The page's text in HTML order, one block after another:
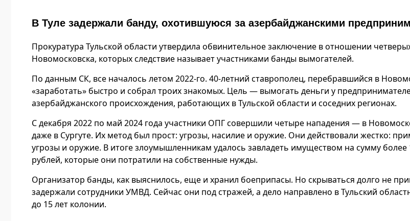
В Туле задержали банду, охотившуюся за азербайджанскими
Прокуратура Тульской области утвердила обвинительное заключение в отношении
Новомосковска, которых следствие называет участниками банды вымогателей.
По данным СК, все началось летом 2022-го. 40-летний ставрополец, перебравшийся в
«заработать» быстро и собрал троих знакомых. Цель — вымогать деньги у
азербайджанского происхождения, работающих в Тульской области и соседних регионах.
С декабря 2022 по май 2024 года участники ОПГ совершили четыре нападения — в
даже в Сургуте. Их метод был прост: угрозы, насилие и оружие. Они действовали жестко:
угрозы и оружие. В итоге злоумышленникам удалось завладеть имуществом на сумму более
рублей, которые они потратили на собственные нужды.
Организатор банды, как выяснилось, еще и хранил боеприпасы. Но скрываться долго не
задержали сотрудники УМВД. Сейчас они под стражей, а дело направлено в Тульский
до 15 лет колонии.